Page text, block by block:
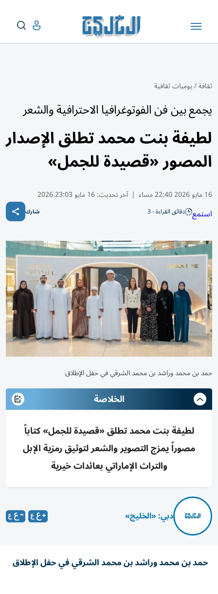
ثقافة/يوميات ثقافية
يجمع بين فن الفوتوغرافيا الاحترافية والشعر
لطيفة بنت محمد تطلق الإصدار
المصور «قصيدة للجمل»
16 مايو 2026 22:40 مساء | آخر تحديث:16 مايو 23:03 2026
استمع دقائق القراءة - 3 شارك
حمد بن محمد وراشد بن محمد الشرقي في حفل الإطلاق
الخلاصة
لطيفة بنت محمد تطلق «قصيدة للجمل» كتاباً
مصوراً يمزج التصوير والشعر لتوثيق رمزية الإبل
والتراث الإماراتي بعائدات خيرية
دبي: «الخليج»
حمد بن محمد وراشد بن محمد الشرقي في حفل الإطلاق